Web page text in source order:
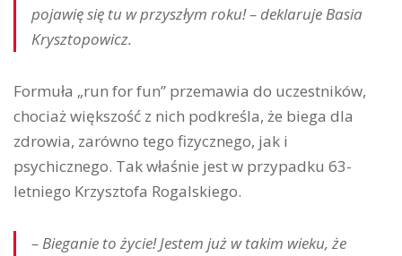
pojawię się tu w przyszłym roku! – deklaruje Basia
Krysztopowicz.
Formuła „run for fun” przemawia do uczestników,
chociaż większość z nich podkreśla, że biega dla
zdrowia, zarówno tego fizycznego, jak i
psychicznego. Tak właśnie jest w przypadku 63-
letniego Krzysztofa Rogalskiego.
– Bieganie to życie! Jestem już w takim wieku, że